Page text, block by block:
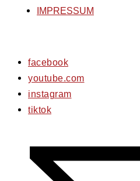
IMPRESSUM
facebook
youtube.com
instagram
tiktok